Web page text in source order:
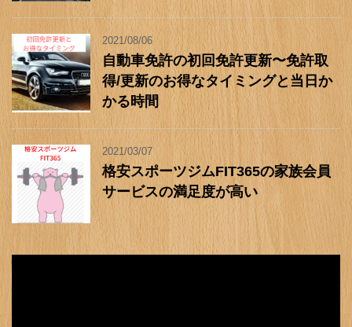
2021/08/06
自動車免許の初回免許更新〜免許取
得/更新のお得なタイミングと当日か
かる時間
2021/03/07
格安スポーツジムFIT365の家族会員
サービスの満足度が高い